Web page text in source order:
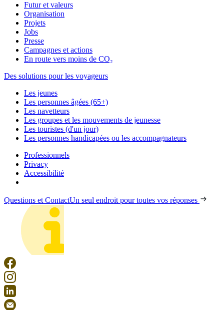
Futur et valeurs
Organisation
Projets
Jobs
Presse
Campagnes et actions
En route vers moins de CO₂
Des solutions pour les voyageurs
Les jeunes
Les personnes âgées (65+)
Les navetteurs
Les groupes et les mouvements de jeunesse
Les touristes (d'un jour)
Les personnes handicapées ou les accompagnateurs
Professionnels
Privacy
Accessibilité
Questions et ContactUn seul endroit pour toutes vos réponses